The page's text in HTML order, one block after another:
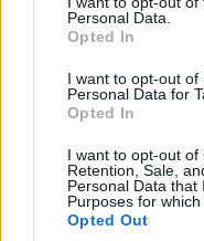
Personal Data.
Opted In
I want to opt-out of
Personal Data for
Opted In
I want to opt-out of
Retention, Sale,
Personal Data that
Purposes for which
Opted Out
TOVÁBB OLVASOM
JNSZ megyei hírek